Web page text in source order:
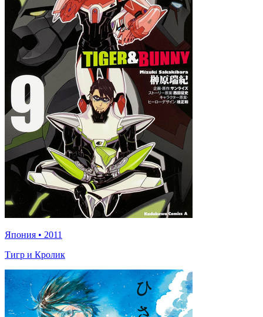
Япония • 2011
Тигр и Кролик